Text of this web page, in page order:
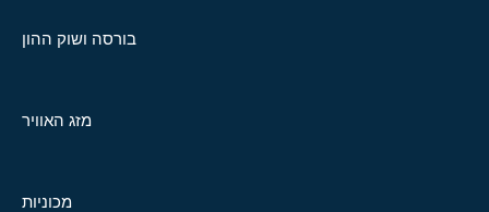
בורסה ושוק ההון
מזג האוויר
מכוניות